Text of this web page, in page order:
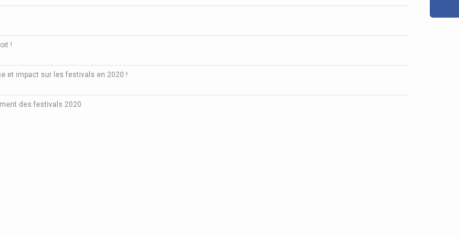
!
et impact sur les festivals en 2020 !
des festivals 2020